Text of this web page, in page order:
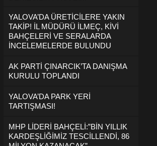
YALOVA’DA ÜRETİCİLERE YAKIN
TAKİP! İL MÜDÜRÜ İLMEÇ, KİVİ
BAHÇELERİ VE SERALARDA
İNCELEMELERDE BULUNDU
AK PARTİ ÇINARCIK’TA DANIŞMA
KURULU TOPLANDI
YALOVA’DA PARK YERİ
TARTIŞMASI!
MHP LİDERİ BAHÇELİ:”BİN YILLIK
KARDEŞLİĞİMİZ TESCİLLENDİ, 86